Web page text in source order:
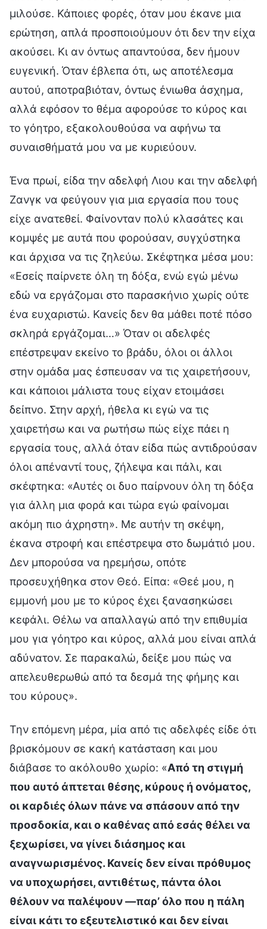
μιλούσε. Κάποιες φορές, όταν μου έκανε μια
ερώτηση, απλά προσποιούμουν ότι δεν την είχα
ακούσει. Κι αν όντως απαντούσα, δεν ήμουν
ευγενική. Όταν έβλεπα ότι, ως αποτέλεσμα
αυτού, αποτραβιόταν, όντως ένιωθα άσχημα,
αλλά εφόσον το θέμα αφορούσε το κύρος και
το γόητρο, εξακολουθούσα να αφήνω τα
συναισθήματά μου να με κυριεύουν.
Ένα πρωί, είδα την αδελφή Λιου και την αδελφή
Ζανγκ να φεύγουν για μια εργασία που τους
είχε ανατεθεί. Φαίνονταν πολύ κλασάτες και
κομψές με αυτά που φορούσαν, συγχύστηκα
και άρχισα να τις ζηλεύω. Σκέφτηκα μέσα μου:
«Εσείς παίρνετε όλη τη δόξα, ενώ εγώ μένω
εδώ να εργάζομαι στο παρασκήνιο χωρίς ούτε
ένα ευχαριστώ. Κανείς δεν θα μάθει ποτέ πόσο
σκληρά εργάζομαι…» Όταν οι αδελφές
επέστρεψαν εκείνο το βράδυ, όλοι οι άλλοι
στην ομάδα μας έσπευσαν να τις χαιρετήσουν,
και κάποιοι μάλιστα τους είχαν ετοιμάσει
δείπνο. Στην αρχή, ήθελα κι εγώ να τις
χαιρετήσω και να ρωτήσω πώς είχε πάει η
εργασία τους, αλλά όταν είδα πώς αντιδρούσαν
όλοι απέναντί τους, ζήλεψα και πάλι, και
σκέφτηκα: «Αυτές οι δυο παίρνουν όλη τη δόξα
για άλλη μια φορά και τώρα εγώ φαίνομαι
ακόμη πιο άχρηστη». Με αυτήν τη σκέψη,
έκανα στροφή και επέστρεψα στο δωμάτιό μου.
Δεν μπορούσα να ηρεμήσω, οπότε
προσευχήθηκα στον Θεό. Είπα: «Θεέ μου, η
εμμονή μου με το κύρος έχει ξανασηκώσει
κεφάλι. Θέλω να απαλλαγώ από την επιθυμία
μου για γόητρο και κύρος, αλλά μου είναι απλά
αδύνατον. Σε παρακαλώ, δείξε μου πώς να
απελευθερωθώ από τα δεσμά της φήμης και
του κύρους».
Την επόμενη μέρα, μία από τις αδελφές είδε ότι
βρισκόμουν σε κακή κατάσταση και μου
διάβασε το ακόλουθο χωρίο: «Από τη στιγμή
που αυτό άπτεται θέσης, κύρους ή ονόματος,
οι καρδιές όλων πάνε να σπάσουν από την
προσδοκία, και ο καθένας από εσάς θέλει να
ξεχωρίσει, να γίνει διάσημος και
αναγνωρισμένος. Κανείς δεν είναι πρόθυμος
να υποχωρήσει, αντιθέτως, πάντα όλοι
θέλουν να παλέψουν —παρ’ όλο που η πάλη
είναι κάτι το εξευτελιστικό και δεν είναι